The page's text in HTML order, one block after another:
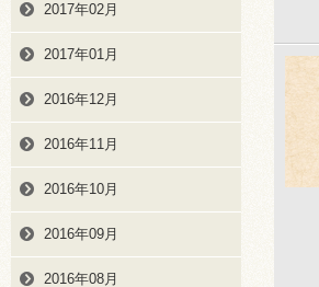
2017年02月
2017年01月
2016年12月
2016年11月
2016年10月
2016年09月
2016年08月